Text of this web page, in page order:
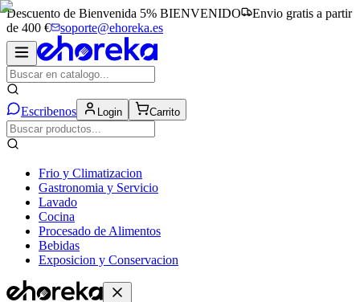
Descuento de Bienvenida 5% BIENVENIDO
Envio gratis a partir
de 400 €
soporte@ehoreka.es
Escribenos Login Carrito
Frio y Climatizacion
Gastronomia y Servicio
Lavado
Cocina
Procesado de Alimentos
Bebidas
Exposicion y Conservacion